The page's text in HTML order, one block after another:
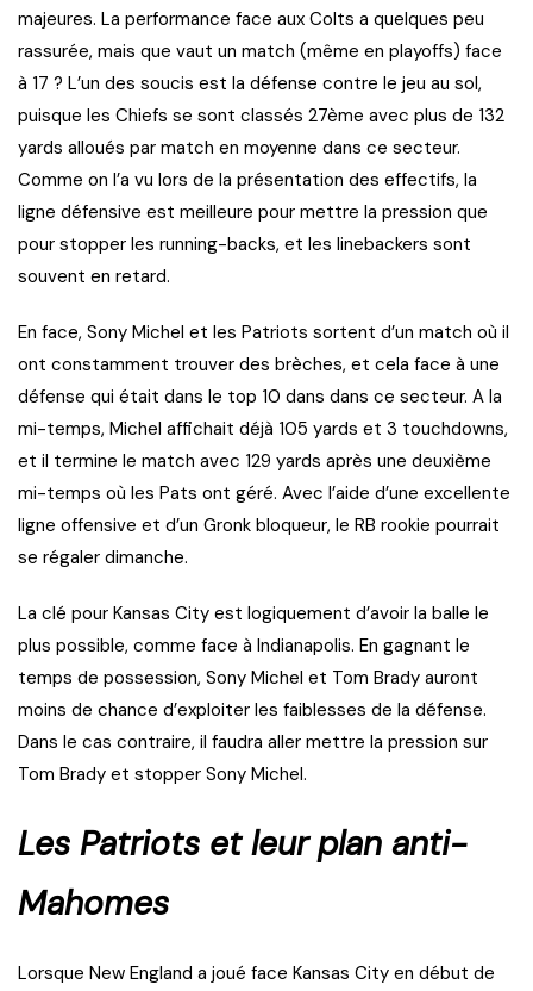
majeures. La performance face aux Colts a quelques peu
rassurée, mais que vaut un match (même en playoffs) face
à 17 ? L’un des soucis est la défense contre le jeu au sol,
puisque les Chiefs se sont classés 27ème avec plus de 132
yards alloués par match en moyenne dans ce secteur.
Comme on l’a vu lors de la présentation des effectifs, la
ligne défensive est meilleure pour mettre la pression que
pour stopper les running-backs, et les linebackers sont
souvent en retard.
En face, Sony Michel et les Patriots sortent d’un match où il
ont constamment trouver des brèches, et cela face à une
défense qui était dans le top 10 dans dans ce secteur. A la
mi-temps, Michel affichait déjà 105 yards et 3 touchdowns,
et il termine le match avec 129 yards après une deuxième
mi-temps où les Pats ont géré. Avec l’aide d’une excellente
ligne offensive et d’un Gronk bloqueur, le RB rookie pourrait
se régaler dimanche.
La clé pour Kansas City est logiquement d’avoir la balle le
plus possible, comme face à Indianapolis. En gagnant le
temps de possession, Sony Michel et Tom Brady auront
moins de chance d’exploiter les faiblesses de la défense.
Dans le cas contraire, il faudra aller mettre la pression sur
Tom Brady et stopper Sony Michel.
Les Patriots et leur plan anti-
Mahomes
Lorsque New England a joué face Kansas City en début de